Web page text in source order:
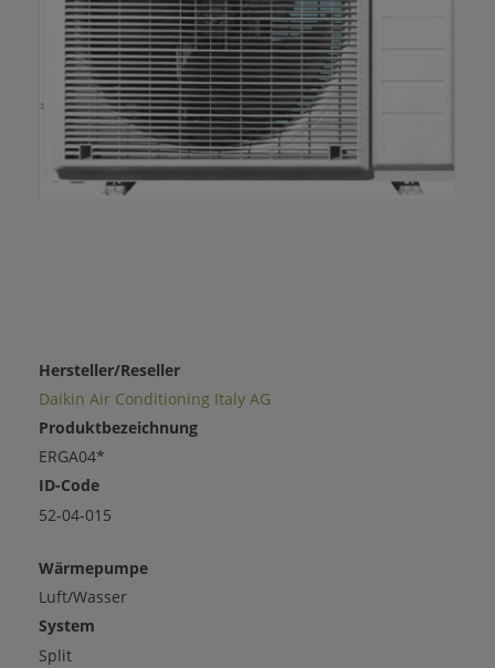
Hersteller/Reseller
Daikin Air Conditioning Italy AG
Produktbezeichnung
ERGA04*
ID-Code
52-04-015
Wärmepumpe
Luft/Wasser
System
Split